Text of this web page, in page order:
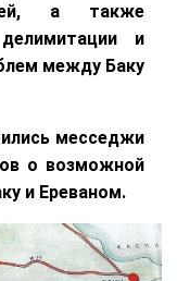
а также
и
между Баку
месседжи
о возможной
и Ереваном.